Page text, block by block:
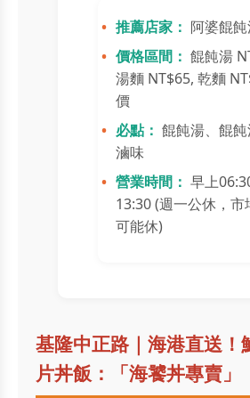
推薦店家： 阿婆餛
價格區間： 餛飩湯
湯麵 NT$65, 乾麵
價
必點： 餛飩湯、餛
滷味
營業時間： 早上
13:30 (週一公休，
可能休)
基隆中正路｜海港直送！
片丼飯：「海饕丼專賣」